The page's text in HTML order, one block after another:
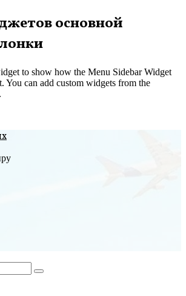
основной
to show how the Menu Sidebar Widget
You can add custom widgets from the